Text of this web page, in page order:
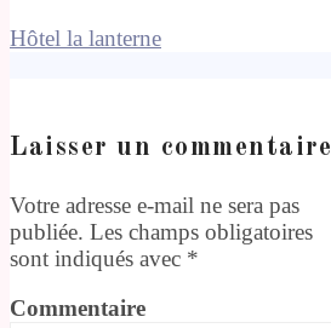
Hôtel la lanterne
Laisser un commentaire
Votre adresse e-mail ne sera pas
publiée. Les champs obligatoires
sont indiqués avec *
Commentaire